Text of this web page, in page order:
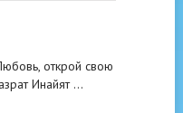
открой свою
Инайят …